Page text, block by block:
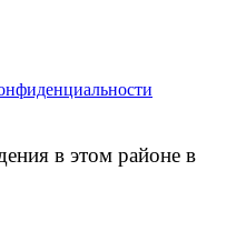
в этом районе в